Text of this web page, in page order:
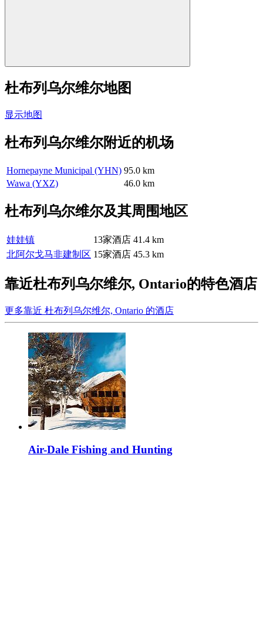
杜布列乌尔维尔地图
显示地图
杜布列乌尔维尔附近的机场
Hornepayne Municipal (YHN) 95.0 km
Wawa (YXZ)
46.0 km
杜布列乌尔维尔及其周围地区
娃娃镇 13家酒店 41.4 km
北阿尔戈马非建制区 15家酒店 45.3 km
靠近杜布列乌尔维尔, Ontario的特色酒店
更多靠近 杜布列乌尔维尔, Ontario 的酒店
Air-Dale Fishing and Hunting